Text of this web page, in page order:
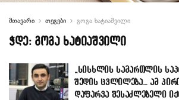
მთავარი თეგები გოგა ხატიაშვილი
ჭდე: გოგა ხატიაშვილი
„სისხლის სამართლის
შედის ცვლილება… ამ
დაფარვა შესაძლებელი